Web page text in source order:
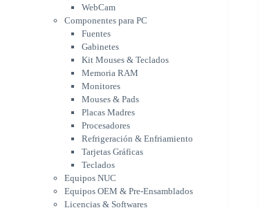
Mouses & Pads
Placas Madres
Procesadores
Refrigeración &
Enfriamiento
Tarjetas Gráficas
Teclados
Equipos NUC
Equipos OEM & Pre-
Ensamblados
Licencias & Softwares
UPS & Estabilizadores
Insumos
Cajas de mantenimiento
Ribbons
WebCam
Componentes para PC
Fuentes
Gabinetes
Kit Mouses & Teclados
Memoria RAM
Monitores
Mouses & Pads
Placas Madres
Procesadores
Refrigeración & Enfriamiento
Tarjetas Gráficas
Teclados
Equipos NUC
Equipos OEM & Pre-Ensamblados
Licencias & Softwares